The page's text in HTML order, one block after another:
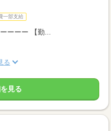
一部支給
ーーー 【勤...
る
見る